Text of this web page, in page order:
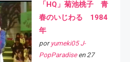
「HQ」菊池桃子 青
春のいじわる 1984
年
por yumeki05 J-
PopParadiseen 27